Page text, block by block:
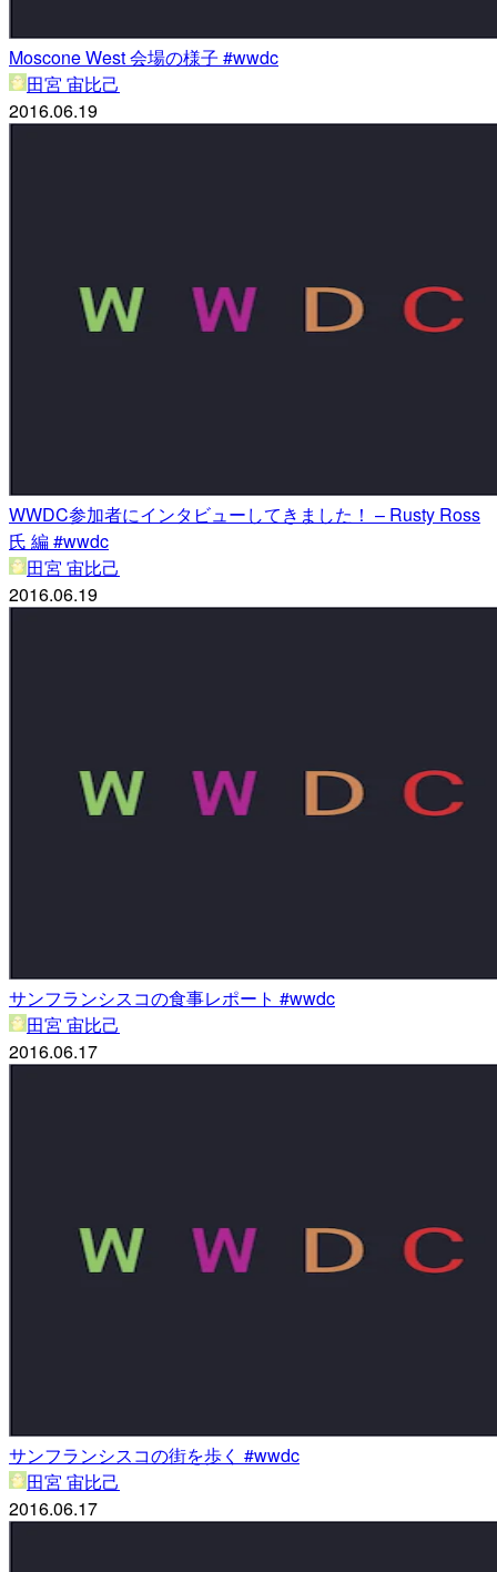
Moscone West 会場の様子 #wwdc
田宮 宙比己
2016.06.19
WWDC参加者にインタビューしてきました！ – Rusty Ross
氏 編 #wwdc
田宮 宙比己
2016.06.19
サンフランシスコの食事レポート #wwdc
田宮 宙比己
2016.06.17
サンフランシスコの街を歩く #wwdc
田宮 宙比己
2016.06.17